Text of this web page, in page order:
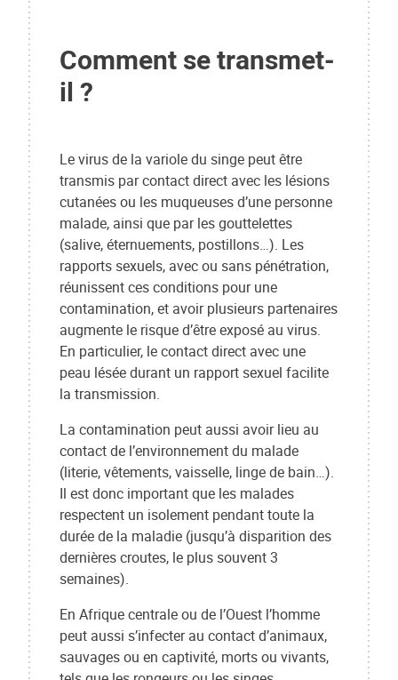
Comment se transmet-
il ?
Le virus de la variole du singe peut être
transmis par contact direct avec les lésions
cutanées ou les muqueuses d’une personne
malade, ainsi que par les gouttelettes
(salive, éternuements, postillons…). Les
rapports sexuels, avec ou sans pénétration,
réunissent ces conditions pour une
contamination, et avoir plusieurs partenaires
augmente le risque d’être exposé au virus.
En particulier, le contact direct avec une
peau lésée durant un rapport sexuel facilite
la transmission.
La contamination peut aussi avoir lieu au
contact de l’environnement du malade
(literie, vêtements, vaisselle, linge de bain…).
Il est donc important que les malades
respectent un isolement pendant toute la
durée de la maladie (jusqu’à disparition des
dernières croutes, le plus souvent 3
semaines).
En Afrique centrale ou de l’Ouest l’homme
peut aussi s’infecter au contact d’animaux,
sauvages ou en captivité, morts ou vivants,